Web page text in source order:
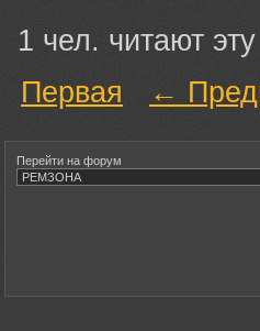
1 чел. читают
Первая
←
Перейти на форум